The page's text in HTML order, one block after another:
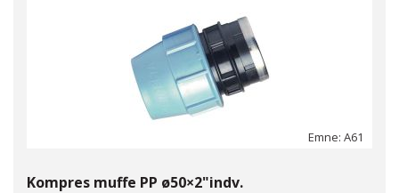
Emne: A61
Kompres muffe PP ø50×2"indv.